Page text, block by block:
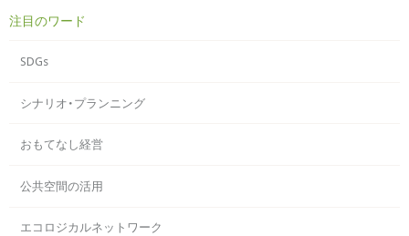
注目のワード
SDGs
シナリオ・プランニング
おもてなし経営
公共空間の活用
エコロジカルネットワーク